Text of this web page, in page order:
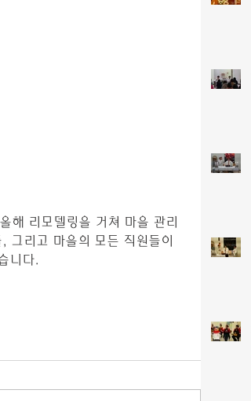
해 리모델링을 거쳐 마을 관리
그리고 마을의 모든 직원들이
니다.